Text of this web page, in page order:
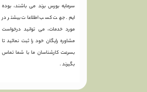
سرمایه بورس برند می باشند، بوده
ایم. جهت کسب اطلاعات بیشتر در
مورد خدمات، می توانید درخواست
مشاوره رایگان خود را ثبت نمائید تا
بسرعت کارشناسان ما با شما تماس
بگیرند .